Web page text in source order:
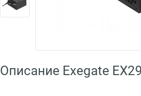
Описание Exegate